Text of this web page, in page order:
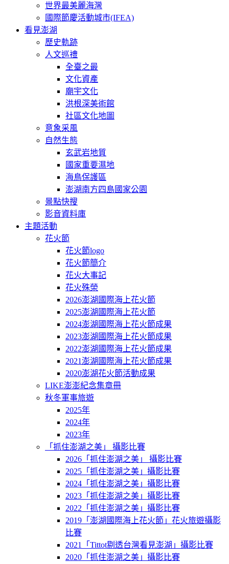
世界最美麗海灣
國際節慶活動城市(IFEA)
看見澎湖
歷史軌跡
人文巡禮
全臺之最
文化資產
廟宇文化
洪根深美術館
社區文化地圖
意象采風
自然生態
玄武岩地質
國家重要濕地
海鳥保護區
澎湖南方四島國家公園
景點快搜
影音資料庫
主題活動
花火節
花火節logo
花火節簡介
花火大事記
花火殊榮
2026澎湖國際海上花火節
2025澎湖國際海上花火節
2024澎湖國際海上花火節成果
2023澎湖國際海上花火節成果
2022澎湖國際海上花火節成果
2021澎湖國際海上花火節成果
2020澎湖花火節活動成果
LIKE澎澎紀念集章冊
秋冬軍事旅遊
2025年
2024年
2023年
「抓住澎湖之美」 攝影比賽
2026「抓住澎湖之美」 攝影比賽
2025「抓住澎湖之美」攝影比賽
2024「抓住澎湖之美」攝影比賽
2023「抓住澎湖之美」攝影比賽
2022「抓住澎湖之美」攝影比賽
2019「澎湖國際海上花火節」花火旅遊攝影
比賽
2021「Tittot剔透台灣看見澎湖」攝影比賽
2020「抓住澎湖之美」攝影比賽